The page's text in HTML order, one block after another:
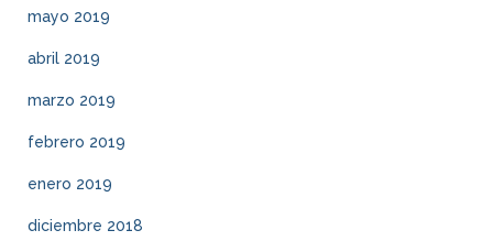
mayo 2019
abril 2019
marzo 2019
febrero 2019
enero 2019
diciembre 2018